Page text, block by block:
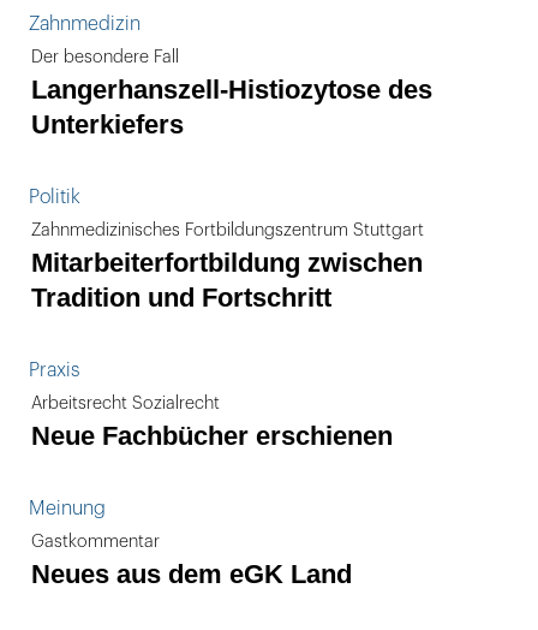
Zahnmedizin
Der besondere Fall
Langerhanszell-Histiozytose des
Unterkiefers
Politik
Zahnmedizinisches Fortbildungszentrum Stuttgart
Mitarbeiterfortbildung zwischen
Tradition und Fortschritt
Praxis
Arbeitsrecht Sozialrecht
Neue Fachbücher erschienen
Meinung
Gastkommentar
Neues aus dem eGK Land